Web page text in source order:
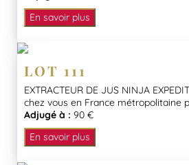
En savoir plus
LOT 111
EXTRACTEUR DE JUS NINJA
chez vous en France métropolitaine
Adjugé à : 90 €
En savoir plus